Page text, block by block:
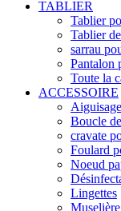
TABLIER
Tablier
Tablier
sarrau
Pantalon
Toute la
ACCESSOIRE
Boucle
cravate
Foulard
Noeud
Lingettes